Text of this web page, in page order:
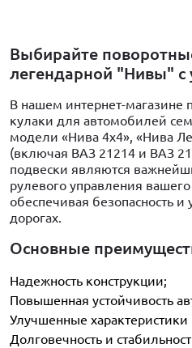
Выбирайте
легендарной "Нивы" с
В нашем интернет-магазине
кулаки для автомобилей
модели «Нива 4x4», «Нива
(включая ВАЗ 21214 и ВАЗ
подвески являются
рулевого управления
обеспечивая безопасность
дорогах.
Основные
Надежность конструкции;
Повышенная устойчивость
Улучшенные характеристики
Долговечность и